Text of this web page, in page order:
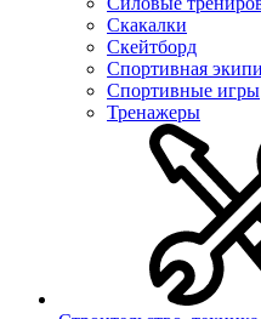
Скакалки
Скейтборд
Спортивная
Спортивные игры
Тренажеры